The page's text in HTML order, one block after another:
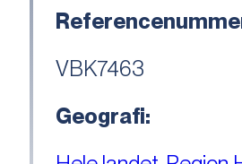
VBK7463
Geografi: